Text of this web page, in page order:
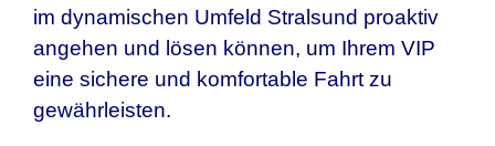
im dynamischen Umfeld Stralsund proaktiv
angehen und lösen können, um Ihrem VIP
eine sichere und komfortable Fahrt zu
gewährleisten.